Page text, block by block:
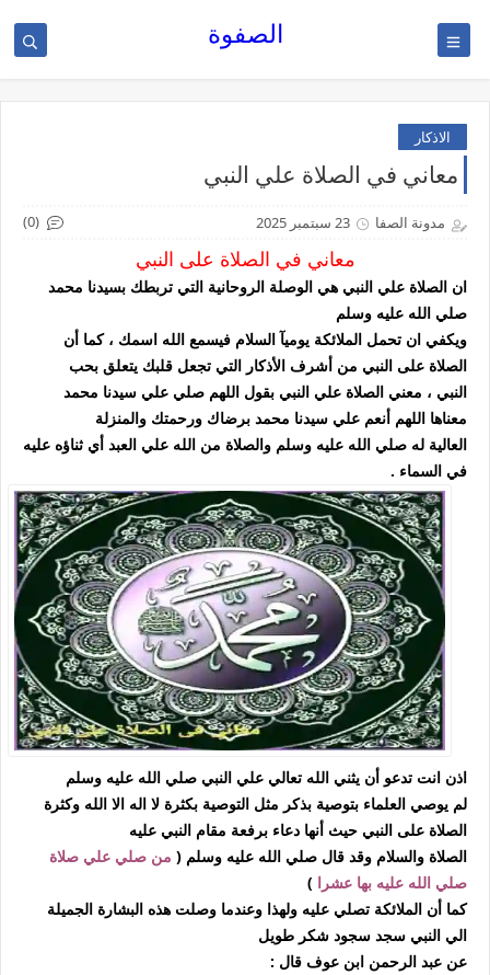
الصفوة
الاذكار
معاني في الصلاة علي النبي
مدونة الصفا 23 سبتمبر 2025 (0)
معاني في الصلاة على النبي
ان الصلاة علي النبي هي الوصلة الروحانية التي تربطك بسيدنا محمد
صلي الله عليه وسلم
ويكفي ان تحمل الملائكة يوميآ السلام فيسمع الله اسمك ، كما أن
الصلاة على النبي من أشرف الأذكار التي تجعل قلبك يتعلق بحب
النبي ، معني الصلاة علي النبي بقول اللهم صلي علي سيدنا محمد
معناها اللهم أنعم علي سيدنا محمد برضاك ورحمتك والمنزلة
العالية له صلي الله عليه وسلم والصلاة من الله علي العبد أي ثناؤه عليه
في السماء .
اذن انت تدعو أن يثني الله تعالي علي النبي صلي الله عليه وسلم
لم يوصي العلماء بتوصية بذكر مثل التوصية بكثرة لا اله الا الله وكثرة
الصلاة على النبي حيث أنها دعاء برفعة مقام النبي عليه
الصلاة والسلام وقد قال صلي الله عليه وسلم ( من صلي علي صلاة
صلي الله عليه بها عشرا )
كما أن الملائكة تصلي عليه ولهذا وعندما وصلت هذه البشارة الجميلة
الي النبي سجد سجود شكر طويل
عن عبد الرحمن ابن عوف قال :